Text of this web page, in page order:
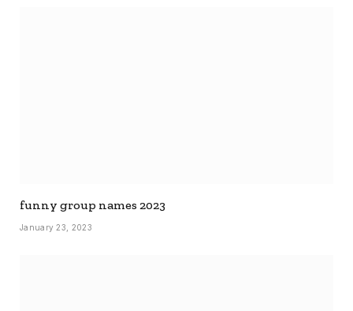
funny group names 2023
January 23, 2023